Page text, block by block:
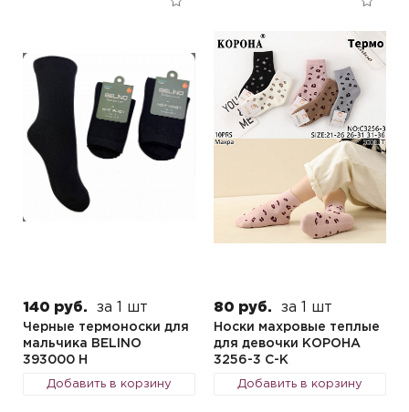
140 руб. за 1 шт
Черные термоноски для
мальчика BELINO
393000 H
Добавить в корзину
80 руб. за 1 шт
Носки махровые теплые
для девочки КОРОНА
3256-3 C-K
Добавить в корзину